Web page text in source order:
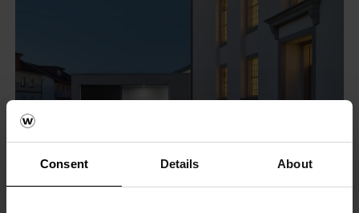
Consent Details About